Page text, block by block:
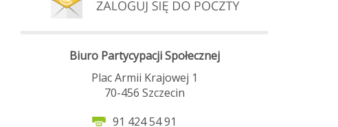
Biuro Partycypacji Społecznej
Plac Armii Krajowej 1
70-456 Szczecin
91 424 54 91